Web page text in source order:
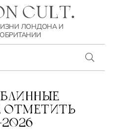
CULT.
ЛОНДОНА И
ОТМЕТИТЬ
2026